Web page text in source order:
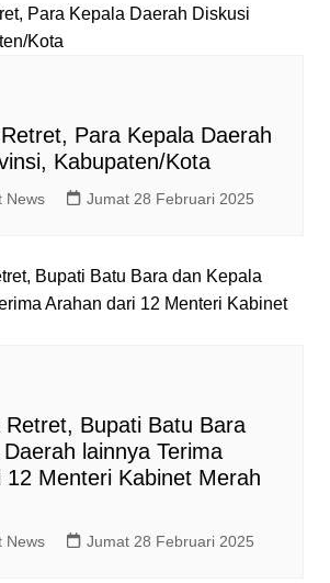
Para Kepala Daerah
Kabupaten/Kota
News Jumat 28 Februari 2025
Retret, Bupati Batu Bara
lainnya Terima
12 Menteri Kabinet Merah
News Jumat 28 Februari 2025